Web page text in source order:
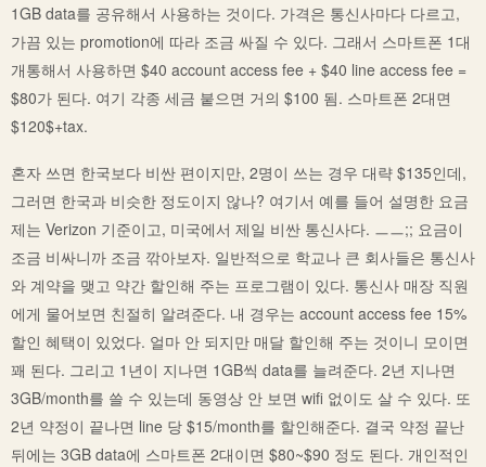
1GB data를 공유해서 사용하는 것이다. 가격은 통신사마다 다르고,
가끔 있는 promotion에 따라 조금 싸질 수 있다. 그래서 스마트폰 1대
개통해서 사용하면 $40 account access fee + $40 line access fee =
$80가 된다. 여기 각종 세금 붙으면 거의 $100 됨. 스마트폰 2대면
$120$+tax.
혼자 쓰면 한국보다 비싼 편이지만, 2명이 쓰는 경우 대략 $135인데,
그러면 한국과 비슷한 정도이지 않나? 여기서 예를 들어 설명한 요금
제는 Verizon 기준이고, 미국에서 제일 비싼 통신사다. ㅡㅡ;; 요금이
조금 비싸니까 조금 깎아보자. 일반적으로 학교나 큰 회사들은 통신사
와 계약을 맺고 약간 할인해 주는 프로그램이 있다. 통신사 매장 직원
에게 물어보면 친절히 알려준다. 내 경우는 account access fee 15%
할인 혜택이 있었다. 얼마 안 되지만 매달 할인해 주는 것이니 모이면
꽤 된다. 그리고 1년이 지나면 1GB씩 data를 늘려준다. 2년 지나면
3GB/month를 쓸 수 있는데 동영상 안 보면 wifi 없이도 살 수 있다. 또
2년 약정이 끝나면 line 당 $15/month를 할인해준다. 결국 약정 끝난
뒤에는 3GB data에 스마트폰 2대이면 $80~$90 정도 된다. 개인적인